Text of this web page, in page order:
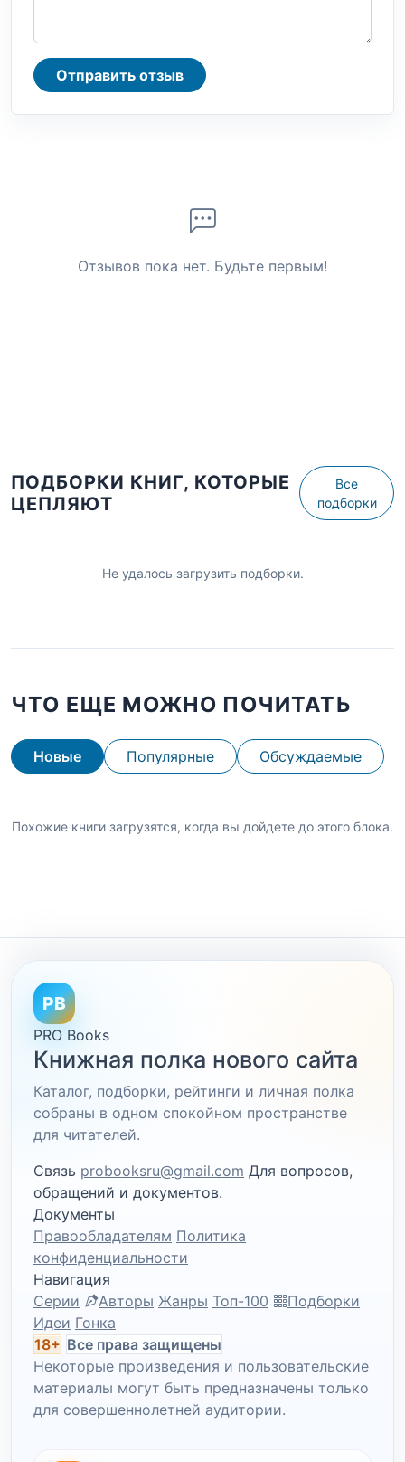
Отправить отзыв
Отзывов пока нет. Будьте первым!
ПОДБОРКИ КНИГ, КОТОРЫЕ
ЦЕПЛЯЮТ
Все
подборки
Не удалось загрузить подборки.
ЧТО ЕЩЕ МОЖНО ПОЧИТАТЬ
Новые Популярные Обсуждаемые
Похожие книги загрузятся, когда вы дойдете до этого блока.
PB
PRO Books
Книжная полка нового сайта
Каталог, подборки, рейтинги и личная полка
собраны в одном спокойном пространстве
для читателей.
Связь probooksru@gmail.com Для вопросов,
обращений и документов.
Документы
Правообладателям Политика
конфиденциальности
Навигация
Серии
Авторы Жанры Топ-100
Подборки
Идеи Гонка
18+ Все права защищены
Некоторые произведения и пользовательские
материалы могут быть предназначены только
для совершеннолетней аудитории.